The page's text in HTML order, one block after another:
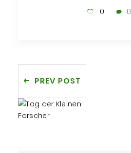
0
0
PREV POST